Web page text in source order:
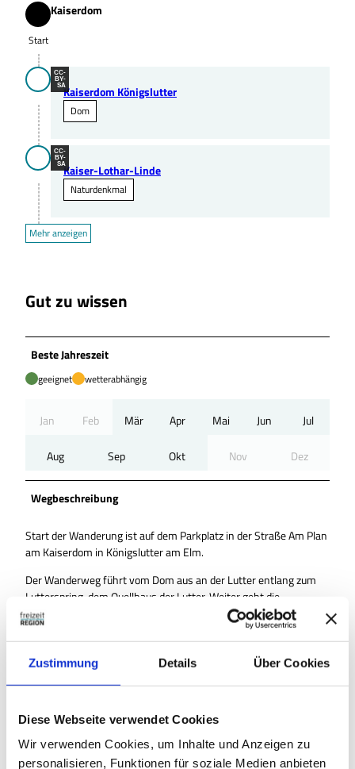
Zustimmung Details Über Cookies
Diese Webseite verwendet Cookies
Wir verwenden Cookies, um Inhalte und Anzeigen zu
personalisieren, Funktionen für soziale Medien anbieten
Start
Start
Kaiserdom
CC-
BY-
SAKaiserdom Königslutter
Dom
CC-
BY-
SAKaiser-Lothar-Linde
Naturdenkmal
Mehr anzeigen
Gut zu wissen
Beste Jahreszeit
geeignet wetterabhängig
Jan Feb Mär Apr Mai Jun Jul
Aug Sep Okt Nov Dez
Wegbeschreibung
Start der Wanderung ist auf dem Parkplatz in der Straße Am Plan
am Kaiserdom in Königslutter am Elm.
Der Wanderweg führt vom Dom aus an der Lutter entlang zum
Lutterspring, dem Quellhaus der Lutter. Weiter geht die
Wanderung hinauf in den Elm in Richtung Drachenberg. Den an
der Strecke liegenden Erlebnissteinbruch Hainholz sollten Sie
besuchen und die Schutzhütte Drachenberg lädt zu einer kurzen
Rast ein. Von hier aus führt eine lange Gefällestrecke direkt ins
Ausrüstung